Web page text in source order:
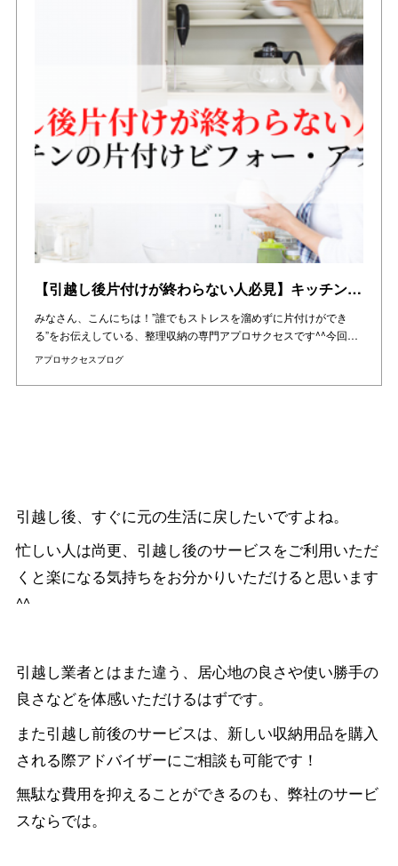
【引越し後片付けが終わらない人必見】キッチン片付けビフォーアフター（千里中央駅付近の現場レポ）をご紹介！
みなさん、こんにちは！”誰でもストレスを溜めずに片付けができ
る”をお伝えしている、整理収納の専門アプロサクセスです^^今回…
アプロサクセスブログ
引越し後、すぐに元の生活に戻したいですよね。
忙しい人は尚更、引越し後のサービスをご利用いただ
くと楽になる気持ちをお分かりいただけると思います
^^
引越し業者とはまた違う、居心地の良さや使い勝手の
良さなどを体感いただけるはずです。
また引越し前後のサービスは、新しい収納用品を購入
される際アドバイザーにご相談も可能です！
無駄な費用を抑えることができるのも、弊社のサービ
スならでは。